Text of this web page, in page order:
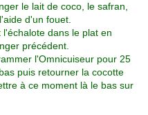
le lait de coco, le safran,
d'un fouet.
dans le plat en
précédent.
l'Omnicuiseur pour 25
puis retourner la cocotte
à ce moment là le bas sur